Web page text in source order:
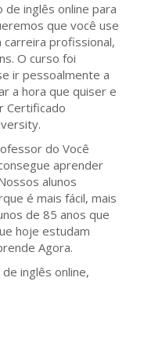
de inglês online para
que você use
carreira profissional,
O curso foi
ir pessoalmente a
a hora que quiser e
Certificado
do Você
aprender
alunos
é mais fácil, mais
de 85 anos que
hoje estudam
Agora.
inglês online,